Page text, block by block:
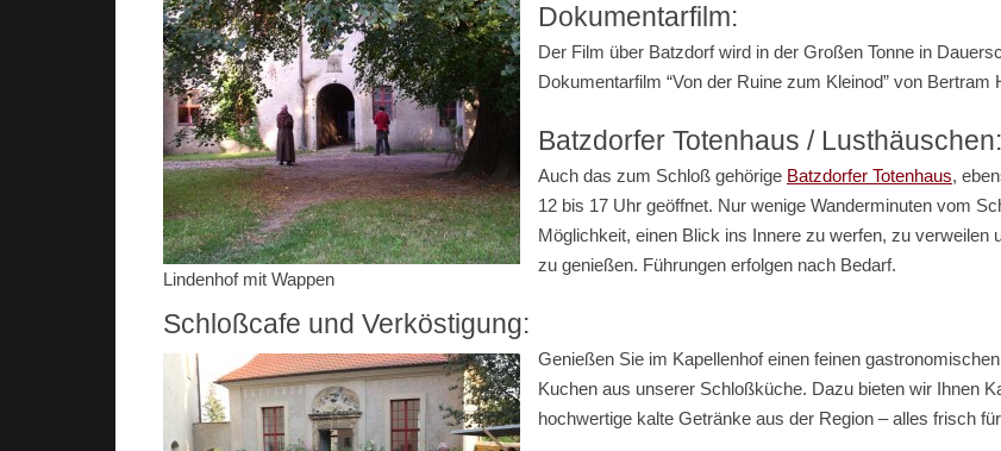
Lindenhof mit Wappen
Dokumentarfilm:
Der Film über Batzdorf wird in der Großen Tonne in
Dokumentarfilm “Von der Ruine zum Kleinod” von Bertram
Batzdorfer Totenhaus / Lusthäuschen:
Auch das zum Schloß gehörige Batzdorfer Totenhaus,
12 bis 17 Uhr geöffnet. Nur wenige Wanderminuten vom
Möglichkeit, einen Blick ins Innere zu werfen, zu verweilen
zu genießen. Führungen erfolgen nach Bedarf.
Schloßcafe und Verköstigung:
Genießen Sie im Kapellenhof einen feinen
Kuchen aus unserer Schloßküche. Dazu bieten wir Ihnen
hochwertige kalte Getränke aus der Region – alles frisch